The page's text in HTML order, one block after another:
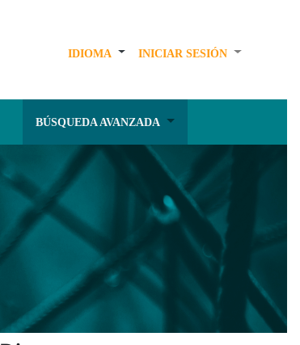
IDIOMA INICIAR SESIÓN
BÚSQUEDA AVANZADA